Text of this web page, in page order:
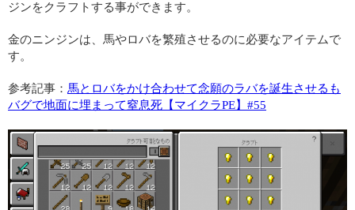
ジンをクラフトする事ができます。
金のニンジンは、馬やロバを繁殖させるのに必要なアイテムで
す。
参考記事： 馬とロバをかけ合わせて念願のラバを誕生させるも
バグで地面に埋まって窒息死【マイクラPE】#55